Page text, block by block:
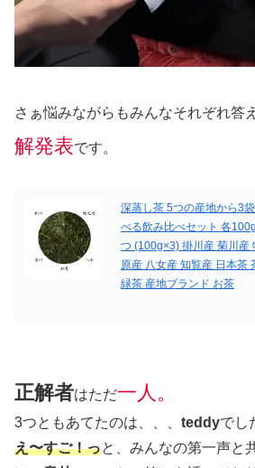
さぁ悩みながらもみんなそれぞれ答
解発表です。
深蒸し茶 5つの産地から3
べる飲み比べセット 各
つ (100g×3) 掛川産 菊川産
原産 八女産 知覧産 日本茶
緑茶 産地ブランド お茶
正解者はただ一人。
3つともあてたのは、、、 teddyでし
え〜すご！っと、みんなの第一声と